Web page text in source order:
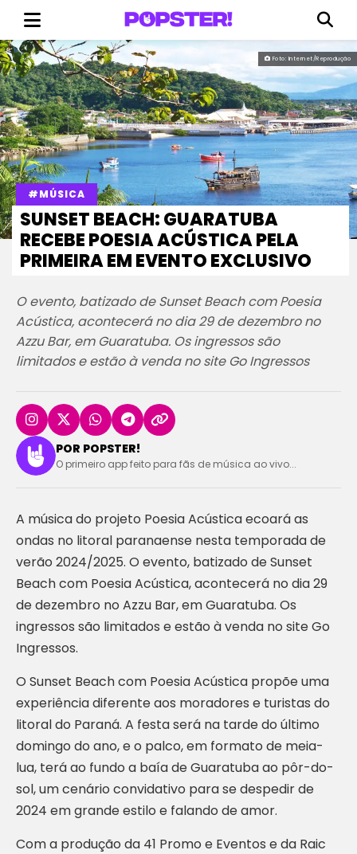
Foto: Internet/Reprodução
#MÚSICA
SUNSET BEACH: GUARATUBA
RECEBE POESIA ACÚSTICA PELA
PRIMEIRA EM EVENTO EXCLUSIVO
O evento, batizado de Sunset Beach com Poesia
Acústica, acontecerá no dia 29 de dezembro no
Azzu Bar, em Guaratuba. Os ingressos são
limitados e estão à venda no site Go Ingressos
POR POPSTER!
O primeiro app feito para fãs de música ao vivo...
A música do projeto Poesia Acústica ecoará as
ondas no litoral paranaense nesta temporada de
verão 2024/2025. O evento, batizado de Sunset
Beach com Poesia Acústica, acontecerá no dia 29
de dezembro no Azzu Bar, em Guaratuba. Os
ingressos são limitados e estão à venda no site Go
Ingressos.
O Sunset Beach com Poesia Acústica propõe uma
experiência diferente aos moradores e turistas do
litoral do Paraná. A festa será na tarde do último
domingo do ano, e o palco, em formato de meia-
lua, terá ao fundo a baía de Guaratuba ao pôr-do-
sol, um cenário convidativo para se despedir de
2024 em grande estilo e falando de amor.
Com a produção da 41 Promo e Eventos e da Raic